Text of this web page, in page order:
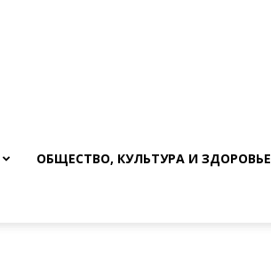
ОБЩЕСТВО, КУЛЬТУРА И ЗДОРОВЬЕ